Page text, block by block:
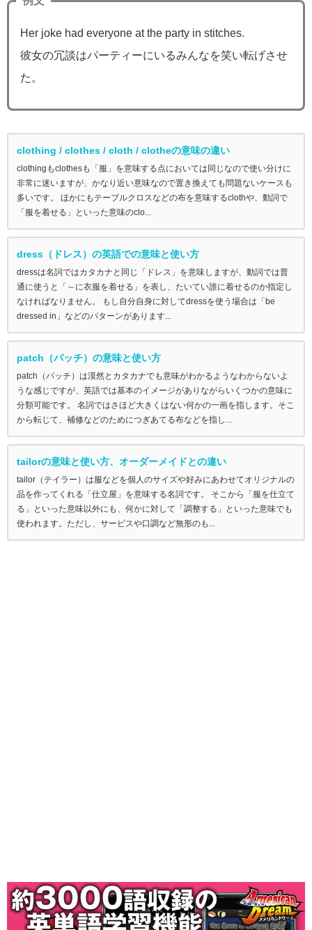
Her joke had everyone at the party in stitches.
彼女の冗談はパーティーにいるみんなを笑い転げさせ
た。
clothing / clothes / cloth / clotheの意味の違い
clothingもclothesも「服」を意味する点においては同じなので使い分けに
非常に迷いますが、かなり近い意味なので置き換えても問題ないケースも
多いです。 ほかにもテーブルクロスなどの布を意味するclothや、動詞で
「服を着せる」といった意味のclo...
dress（ドレス）の英語での意味と使い方
dressは名詞ではカタカナと同じ「ドレス」を意味しますが、動詞では普
通に使うと「～に衣服を着せる」を表し、たいてい誰に着せるのか指定し
なければなりません。 もし自分自身に対してdressを使う場合は「be
dressed in」などのパターンがあります...
patch（パッチ）の意味と使い方
patch（パッチ）は漠然とカタカナでも意味がわかるようなわからないよ
うな感じですが、英語では基本のイメージがありながらいくつかの意味に
分類可能です。 名詞ではさほど大きくはない何かの一画を指します。そこ
から転じて、補修などのためにつぎあてる布などを指し...
tailorの意味と使い方、オーダーメイドとの違い
tailor（テイラー）は服などを個人のサイズや好みにあわせてオリジナルの
品を作ってくれる「仕立屋」を意味する名詞です。 そこから「服を仕立て
る」といった意味以外にも、何かに対して「調整する」といった意味でも
使われます。ただし、サービスや口調など無形のも...